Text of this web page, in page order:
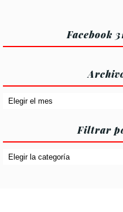
Facebook
Archivo
Filtrar
Filtrar